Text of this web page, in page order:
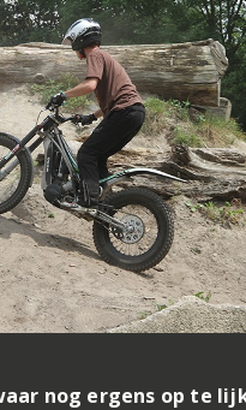
nog ergens op te